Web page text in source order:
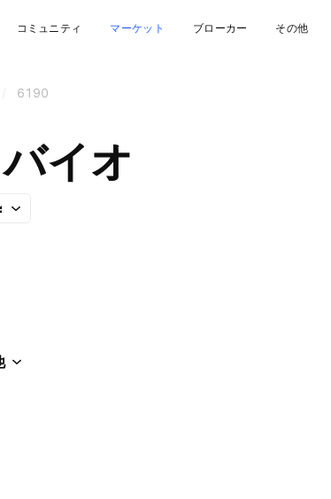
コミュニティ マーケット ブローカー その他
6190
イオ